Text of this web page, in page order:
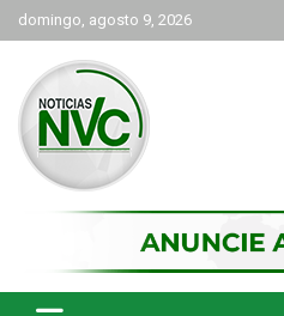
Saltar
al
contenido
domingo, agosto 9, 2026
NVC Noticias